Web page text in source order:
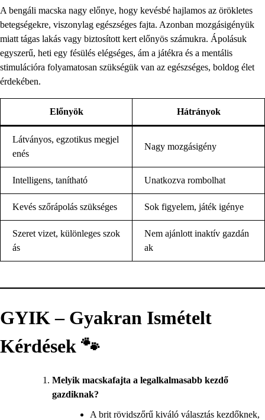
A bengáli macska nagy előnye, hogy kevésbé hajlamos az örökletes
betegségekre, viszonylag egészséges fajta. Azonban mozgásigényük
miatt tágas lakás vagy biztosított kert előnyös számukra. Ápolásuk
egyszerű, heti egy fésülés elégséges, ám a játékra és a mentális
stimulációra folyamatosan szükségük van az egészséges, boldog élet
érdekében.
Előnyök Hátrányok
Látványos, egzotikus megjel
enés
Nagy mozgásigény
Intelligens, tanítható Unatkozva rombolhat
Kevés szőrápolás szükséges Sok figyelem, játék igénye
Szeret vizet, különleges szok
ás
Nem ajánlott inaktív gazdán
ak
GYIK – Gyakran Ismételt
Kérdések 🐾
Melyik macskafajta a legalkalmasabb kezdő
gazdiknak?
A brit rövidszőrű kiváló választás kezdőknek,